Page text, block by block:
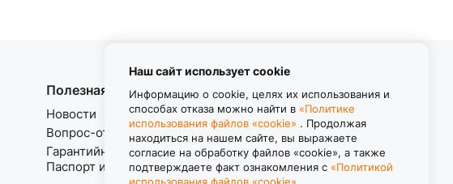
Полезная информация
Новости
Вопрос-ответ
Гарантийные обязательства.
Паспорт изделия.
Контакты
8 (800) 550-11-38
Звонок бесплатный
пн-пт с 8.00 до 17.00
Наш сайт использует cookie
Информацию о cookie, целях их использования и
способах отказа можно найти в «Политике
использования файлов «cookie» . Продолжая
находиться на нашем сайте, вы выражаете
согласие на обработку файлов «cookie», а также
подтверждаете факт ознакомления с «Политикой